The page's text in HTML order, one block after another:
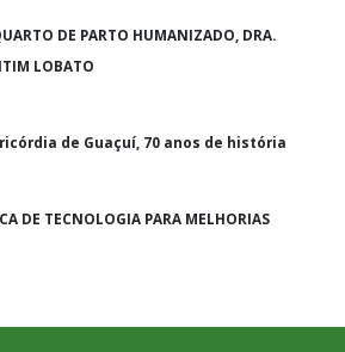
DE PARTO HUMANIZADO, DRA.
LOBATO
de Guaçuí, 70 anos de história
DE TECNOLOGIA PARA MELHORIAS